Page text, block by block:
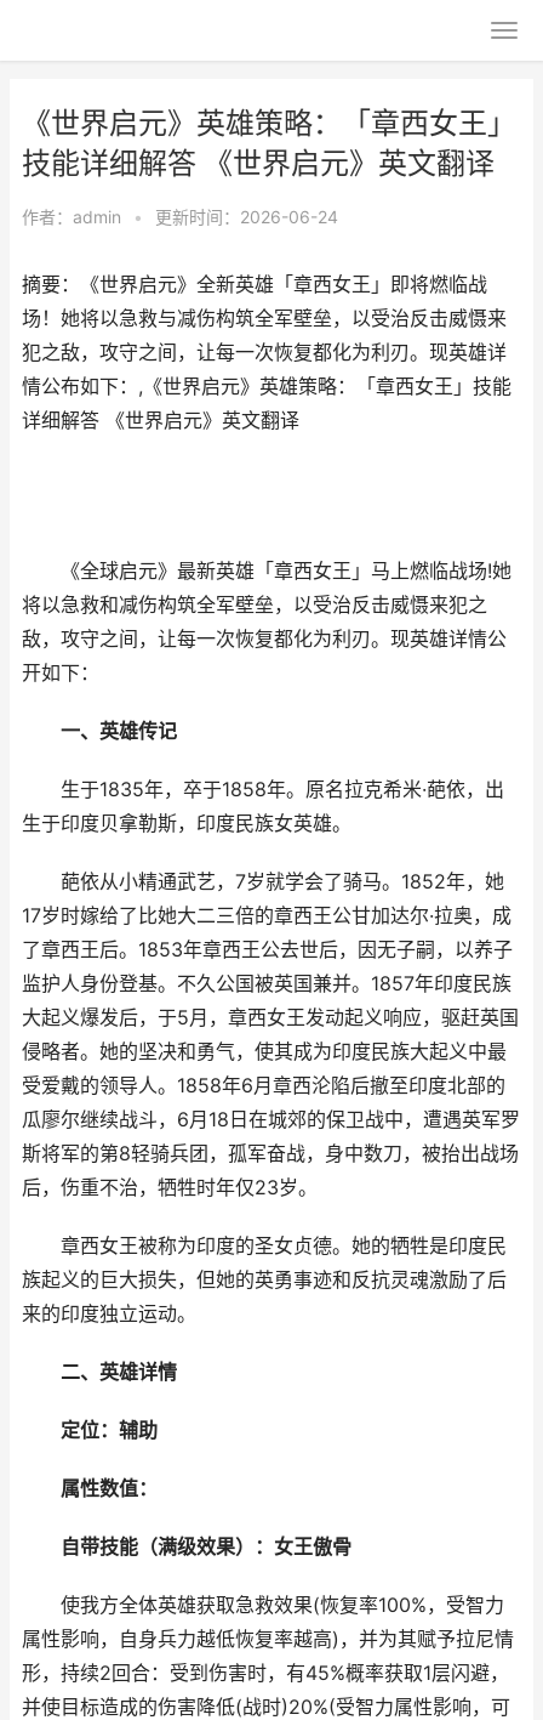
《世界启元》英雄策略：「章西女王」
技能详细解答 《世界启元》英文翻译
作者： admin • 更新时间：2026-06-24
摘要：《世界启元》全新英雄「章西女王」即将燃临战
场！她将以急救与减伤构筑全军壁垒，以受治反击威慑来
犯之敌，攻守之间，让每一次恢复都化为利刃。现英雄详
情公布如下：,《世界启元》英雄策略：「章西女王」技能
详细解答 《世界启元》英文翻译
《全球启元》最新英雄「章西女王」马上燃临战场!她
将以急救和减伤构筑全军壁垒，以受治反击威慑来犯之
敌，攻守之间，让每一次恢复都化为利刃。现英雄详情公
开如下：
一、英雄传记
生于1835年，卒于1858年。原名拉克希米·葩依，出
生于印度贝拿勒斯，印度民族女英雄。
葩依从小精通武艺，7岁就学会了骑马。1852年，她
17岁时嫁给了比她大二三倍的章西王公甘加达尔·拉奥，成
了章西王后。1853年章西王公去世后，因无子嗣，以养子
监护人身份登基。不久公国被英国兼并。1857年印度民族
大起义爆发后，于5月，章西女王发动起义响应，驱赶英国
侵略者。她的坚决和勇气，使其成为印度民族大起义中最
受爱戴的领导人。1858年6月章西沦陷后撤至印度北部的
瓜廖尔继续战斗，6月18日在城郊的保卫战中，遭遇英军罗
斯将军的第8轻骑兵团，孤军奋战，身中数刀，被抬出战场
后，伤重不治，牺牲时年仅23岁。
章西女王被称为印度的圣女贞德。她的牺牲是印度民
族起义的巨大损失，但她的英勇事迹和反抗灵魂激励了后
来的印度独立运动。
二、英雄详情
定位：辅助
属性数值：
自带技能（满级效果）：女王傲骨
使我方全体英雄获取急救效果(恢复率100%，受智力
属性影响，自身兵力越低恢复率越高)，并为其赋予拉尼情
形，持续2回合：受到伤害时，有45%概率获取1层闪避，
并使目标造成的伤害降低(战时)20%(受智力属性影响，可